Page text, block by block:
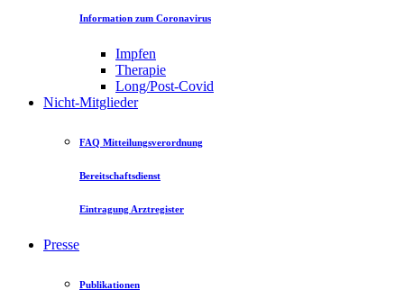
Information zum Coronavirus
Impfen
Therapie
Long/Post-Covid
Nicht-Mitglieder
FAQ Mitteilungsverordnung
Bereitschaftsdienst
Eintragung Arztregister
Presse
Publikationen